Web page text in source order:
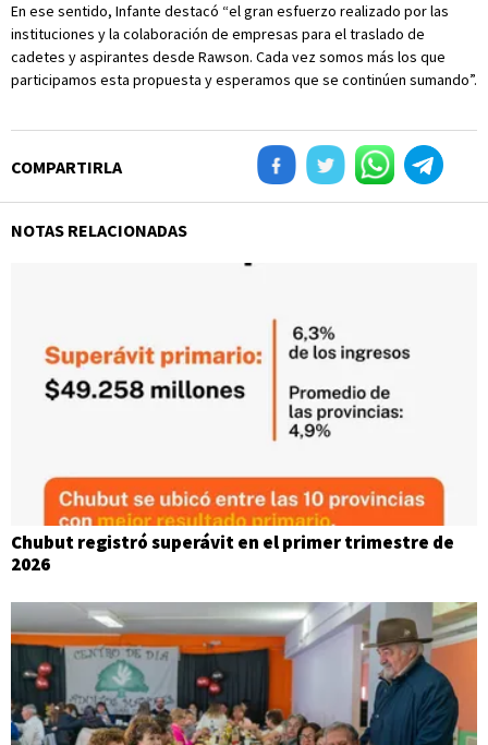
En ese sentido, Infante destacó “el gran esfuerzo realizado por las
instituciones y la colaboración de empresas para el traslado de
cadetes y aspirantes desde Rawson. Cada vez somos más los que
participamos esta propuesta y esperamos que se continúen sumando”.
COMPARTIRLA
NOTAS RELACIONADAS
Chubut registró superávit en el primer trimestre de
2026